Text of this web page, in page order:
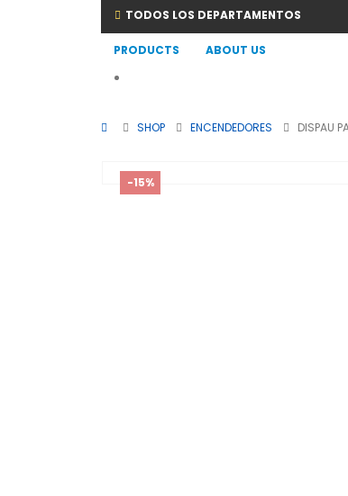
TODOS LOS DEPARTAMENTOS
PRODUCTS ABOUT US
SHOP ENCENDEDORES DISPAU
-15%